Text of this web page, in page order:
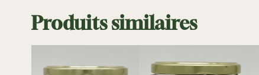
Produits similaires